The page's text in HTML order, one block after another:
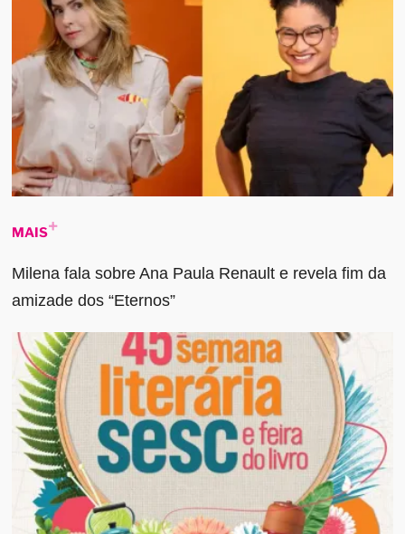
MAIS
Milena fala sobre Ana Paula Renault e revela fim da
amizade dos “Eternos”